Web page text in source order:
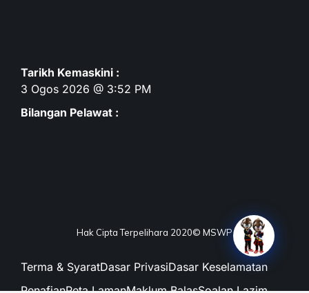
Tarikh Kemaskini :
3 Ogos 2026 @ 3:52 PM
Bilangan Pelawat :
Hak Cipta Terpelihara 2020© MSWP
Terma & SyaratDasar PrivasiDasar Keselamatan
PenafianPeta LamanMaklum BalasSoalan Lazim